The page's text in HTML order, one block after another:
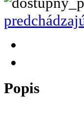
Popis